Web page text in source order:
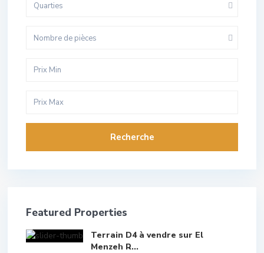
Quarties
Nombre de pièces
Recherche
Featured Properties
Terrain D4 à vendre sur El
Menzeh R...